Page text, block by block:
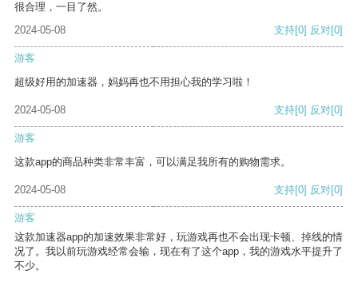
很合理，一目了然。
2024-05-08
支持[0] 反对[0]
游客
超级好用的加速器，妈妈再也不用担心我的学习啦！
2024-05-08 支持[0] 反对[0]
游客
这款app的商品种类非常丰富，可以满足我所有的购物需求。
2024-05-08 支持[0] 反对[0]
游客
这款加速器app的加速效果非常好，玩游戏再也不会出现卡顿、掉线的情
况了。我以前玩游戏经常会输，现在有了这个app，我的游戏水平提升了
不少。